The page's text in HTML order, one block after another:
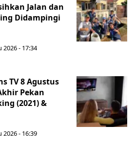
Jalan dan
Didampingi
2026 - 17:34
TV 8 Agustus
Pekan
(2021) &
2026 - 16:39